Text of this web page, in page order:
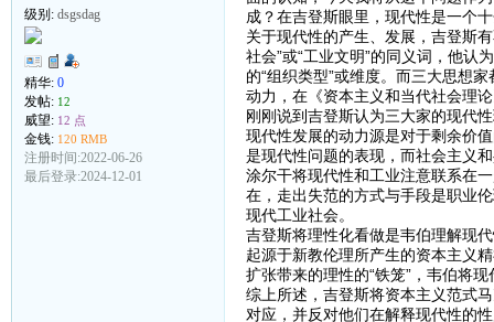
级别: dsgsdag
精华: 0
发帖: 12
威望: 12 点
金钱: 120 RMB
注册时间:2022-06-26
最后登录:2024-12-01
成？在吉登斯眼里，现代性是一个
关于现代性的产生、发展，吉登斯
社会”或“工业文明”的同义词，他认
的“组织类型”或维度。而三大思想
动力，在《资本主义和当代社会理
刚刚说到吉登斯认为三大家的现代
现代性发展的动力源是对于剩余价
是现代性问题的表现，而社会主义
涂尔干将现代性和工业注意联系在
在，走出失范的方式与手段是职业
现代工业社会。
吉登斯将理性化看做是韦伯理解现
起源于新教伦理所产生的资本主义
扩张带来的理性的“铁笼”，韦伯将
综上所述，吉登斯将资本主义范式
对应，并反对他们在解释现代性的